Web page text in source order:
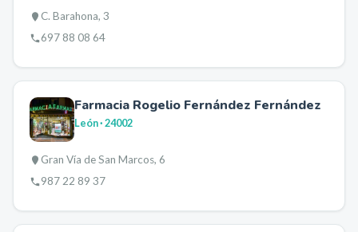
C. Barahona, 3
697 88 08 64
Farmacia Rogelio Fernández Fernández
León· 24002
Gran Vía de San Marcos, 6
987 22 89 37